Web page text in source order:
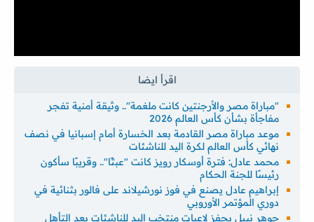
"مباراة مصر والأرجنتين كانت ملغمة".. وثيقة أمنية تفجر
مفاجأة بشأن كأس العالم 2026
موعد مباراة مصر القادمة بعد الخسارة أمام إسبانيا في نصف
نهائي كأس العالم لكرة اليد للناشئات
محمد عادل: فترة أوسكار رويز كانت "عبثًا".. وقريبًا سأكون
رئيسًا للجنة الحكام
إبراهيم عادل يصنع في فوز نورشيلاند على فالور بثنائية في
دوري المؤتمر الأوروبي
جوهر نبيل يحفز لاعبات منتخب اليد للناشئات بعد التأهل